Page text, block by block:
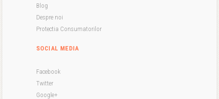
Blog
Despre noi
Protectia Consumatorilor
SOCIAL MEDIA
Facebook
Twitter
Google+